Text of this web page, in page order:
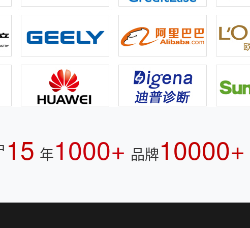
15 年1000+ 品牌10000+